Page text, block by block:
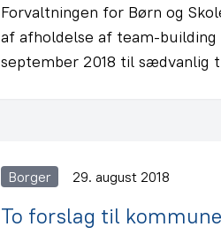
Forvaltningen for Børn og
af afholdelse af team-
september 2018 til sædvanlig
Borger 29. august 2018
To forslag til